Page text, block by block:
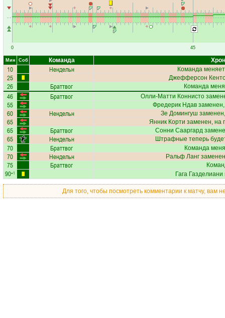
0 45
Мин Соб Команда
10 Нендельн Команда
25 Джефферсон
26 Браттвог Команда
46 Браттвог Олли-Матти Коннисто
55 Фредерик Ндав
60 Нендельн Зе Домингуш
65 Янник Корти заменен, на
65 Браттвог Сонни Сааргард
65 Нендельн Штрафные теперь
70 Браттвог Команда
70 Нендельн Ральф Ланг
75 Браттвог
90+1 Гага Газделиани
Для того, чтобы посмотреть комментарии к матчу, вам